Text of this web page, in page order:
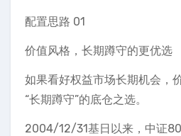
配置思路 01
价值风格，长期蹲守的更优选
如果看好权益市场长期机会，
“长期蹲守”的底仓之选。
2004/12/31基日以来，中证